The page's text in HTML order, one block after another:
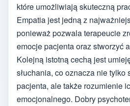
które umożliwiają skuteczną
Empatia jest jedną z
ponieważ pozwala terapeucie
emocje pacjenta oraz stworzyć
Kolejną istotną cechą jest
słuchania, co oznacza nie tylko
pacjenta, ale także rozumienie
emocjonalnego. Dobry